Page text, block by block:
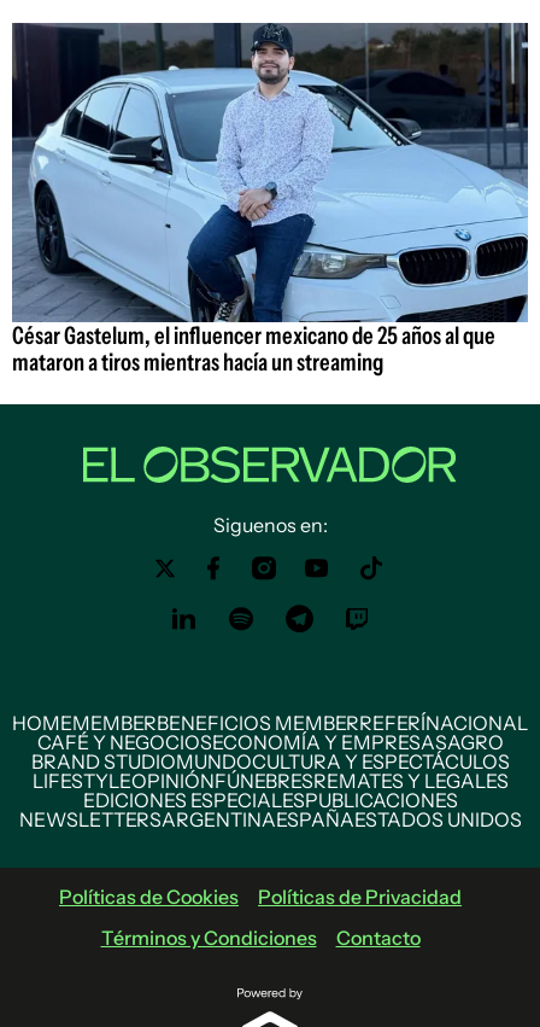
César Gastelum, el influencer mexicano de 25 años al que
mataron a tiros mientras hacía un streaming
Siguenos en:
HOMEMEMBERBENEFICIOS MEMBERREFERÍNACIONAL
CAFÉ Y NEGOCIOSECONOMÍA Y EMPRESASAGRO
BRAND STUDIOMUNDOCULTURA Y ESPECTÁCULOS
LIFESTYLEOPINIÓNFÚNEBRESREMATES Y LEGALES
EDICIONES ESPECIALESPUBLICACIONES
NEWSLETTERSARGENTINAESPAÑAESTADOS UNIDOS
Políticas de Cookies
Políticas de Privacidad
Términos y Condiciones
Contacto